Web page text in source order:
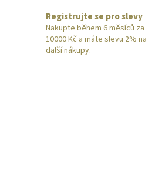
Registrujte se pro slevy
Nakupte během 6 měsíců za
10000 Kč a máte slevu 2% na
další nákupy.